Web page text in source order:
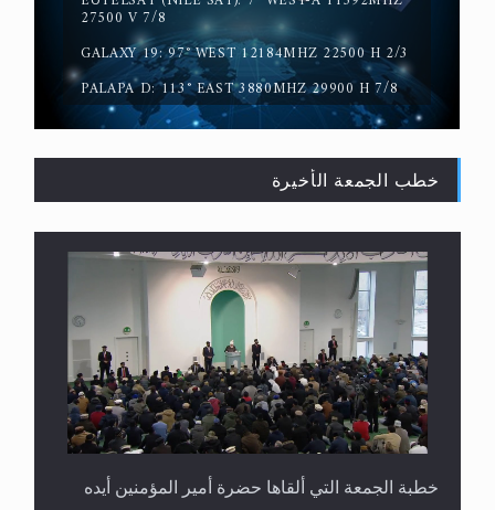
القرآن قاضٍ وحكمٌ على السنة ومهيمنٌ عليها.. ليس
العكس
27500 V 7/8
GALAXY 19: 97° WEST 12184MHZ 22500 H 2/3
PALAPA D: 113° EAST 3880MHZ 29900 H 7/8
خطب الجمعة الأخيرة
خطبة الجمعة التي ألقاها حضرة أمير المؤمنين أيده